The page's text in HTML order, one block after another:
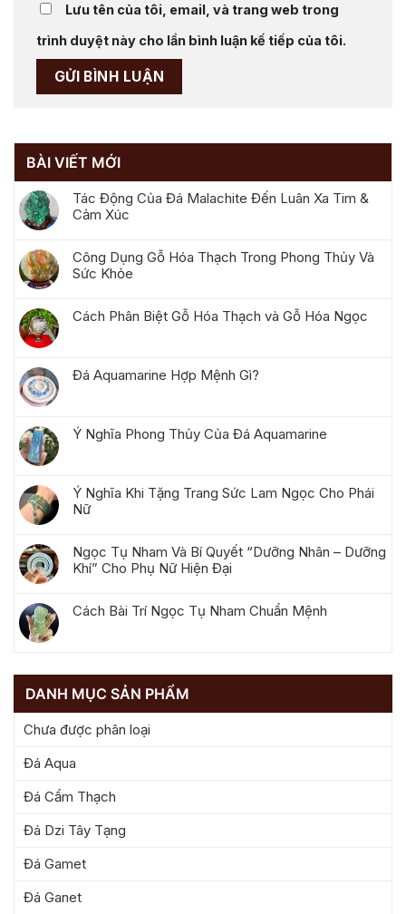
Lưu tên của tôi, email, và trang web trong
trình duyệt này cho lần bình luận kế tiếp của tôi.
BÀI VIẾT MỚI
Tác Động Của Đá Malachite Đến Luân Xa Tim &
Cảm Xúc
Công Dụng Gỗ Hóa Thạch Trong Phong Thủy Và
Sức Khỏe
Cách Phân Biệt Gỗ Hóa Thạch và Gỗ Hóa Ngọc
Đá Aquamarine Hợp Mệnh Gì?
Ý Nghĩa Phong Thủy Của Đá Aquamarine
Ý Nghĩa Khi Tặng Trang Sức Lam Ngọc Cho Phái
Nữ
Ngọc Tụ Nham Và Bí Quyết “Dưỡng Nhân – Dưỡng
Khí” Cho Phụ Nữ Hiện Đại
Cách Bài Trí Ngọc Tụ Nham Chuẩn Mệnh
DANH MỤC SẢN PHẨM
Chưa được phân loại
Đá Aqua
Đá Cẩm Thạch
Đá Dzi Tây Tạng
Đá Gamet
Đá Ganet